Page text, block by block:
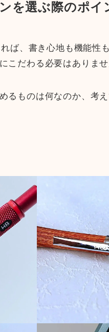
を選ぶ際のポイ
ば、書き心地も機能性
こだわる必要はありませ
るものは何なのか、考え